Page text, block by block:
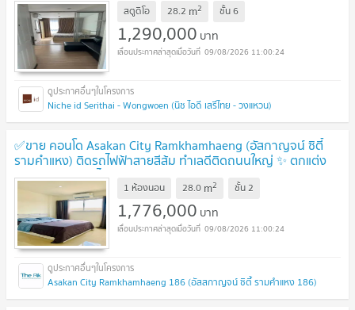
สตูดิโอ 28.2 m2 ชั้น6
1,290,000 บาท
09/08/2026 11:00:24
Niche id Serithai - Wongwoen (นิช ไอดี เสรีไทย - วงแหวน)
✅ขาย คอนโด Asakan City Ramkhamhaeng (อัสกาญจน์ ซิตี้
รามคำแหง) ติดรถไฟฟ้าสายสีส้ม ทำเลดีติดถนนใหญ่ ✨ ตกแต่ง
ครบพร้อมเข้าอยู่ได้ทันที
1 ห้องนอน 28.0 m2 ชั้น2
1,776,000 บาท
09/08/2026 11:00:24
Asakan City Ramkhamhaeng 186 (อัสสกาญจน์ ซิตี้ รามคำแหง 186)